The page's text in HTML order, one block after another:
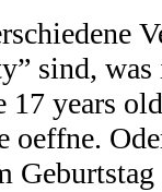
sind,
17 years
oeffne.